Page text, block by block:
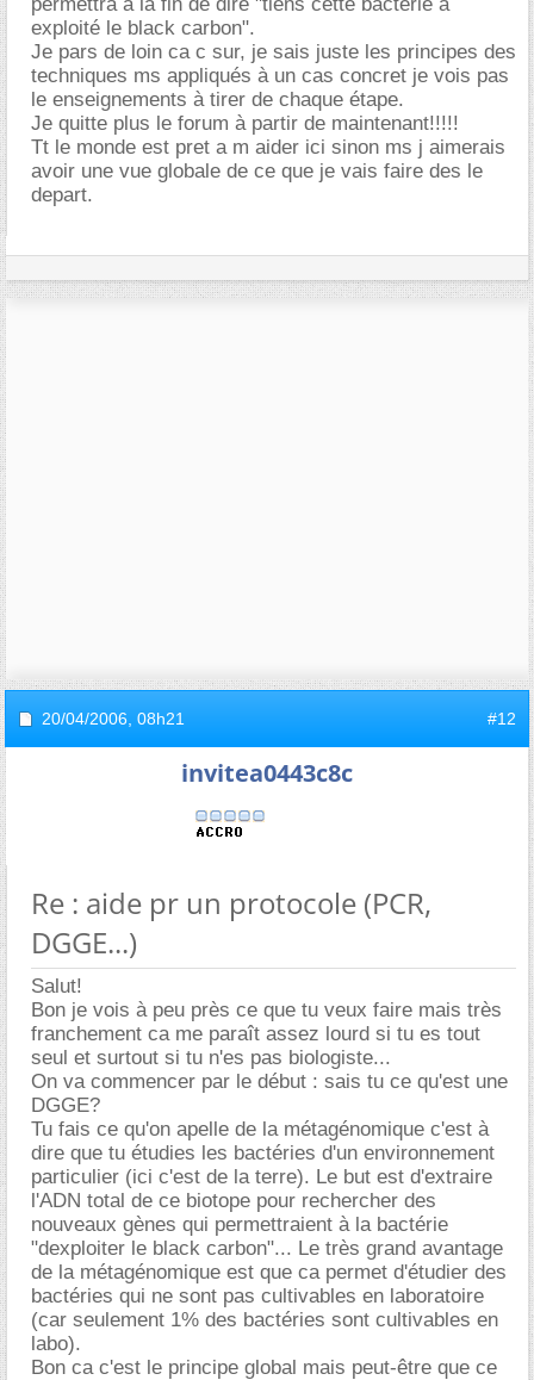
exploité le black carbon".
Je pars de loin ca c sur, je sais juste les principes des
techniques ms appliqués à un cas concret je vois pas
le enseignements à tirer de chaque étape.
Je quitte plus le forum à partir de maintenant!!!!!
Tt le monde est pret a m aider ici sinon ms j aimerais
avoir une vue globale de ce que je vais faire des le
depart.
20/04/2006, 08h21 #12
invitea0443c8c
Re : aide pr un protocole (PCR,
DGGE...)
Salut!
Bon je vois à peu près ce que tu veux faire mais très
franchement ca me paraît assez lourd si tu es tout
seul et surtout si tu n'es pas biologiste...
On va commencer par le début : sais tu ce qu'est une
DGGE?
Tu fais ce qu'on apelle de la métagénomique c'est à
dire que tu étudies les bactéries d'un environnement
particulier (ici c'est de la terre). Le but est d'extraire
l'ADN total de ce biotope pour rechercher des
nouveaux gènes qui permettraient à la bactérie
"dexploiter le black carbon"... Le très grand avantage
de la métagénomique est que ca permet d'étudier des
bactéries qui ne sont pas cultivables en laboratoire
(car seulement 1% des bactéries sont cultivables en
labo).
Bon ca c'est le principe global mais peut-être que ce